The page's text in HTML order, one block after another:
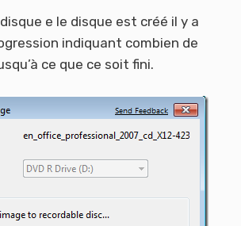
e le disque est créé il y a
indiquant combien de
ce que ce soit fini.